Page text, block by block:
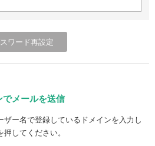
メールを送信
ー名で登録しているドメインを入力し
してください。